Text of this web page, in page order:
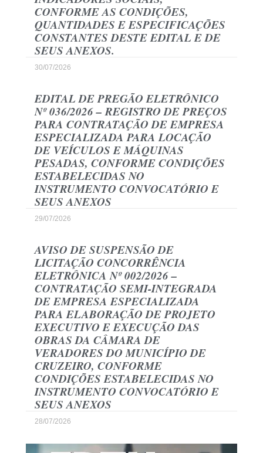
CONFORME AS CONDIÇÕES,
QUANTIDADES E ESPECIFICAÇÕES
CONSTANTES DESTE EDITAL E DE
SEUS ANEXOS.
30/07/2026
EDITAL DE PREGÃO ELETRÔNICO
Nº 036/2026 – REGISTRO DE PREÇOS
PARA CONTRATAÇÃO DE EMPRESA
ESPECIALIZADA PARA LOCAÇÃO
DE VEÍCULOS E MÁQUINAS
PESADAS, CONFORME CONDIÇÕES
ESTABELECIDAS NO
INSTRUMENTO CONVOCATÓRIO E
SEUS ANEXOS
29/07/2026
AVISO DE SUSPENSÃO DE
LICITAÇÃO CONCORRÊNCIA
ELETRÔNICA Nº 002/2026 –
CONTRATAÇÃO SEMI-INTEGRADA
DE EMPRESA ESPECIALIZADA
PARA ELABORAÇÃO DE PROJETO
EXECUTIVO E EXECUÇÃO DAS
OBRAS DA CÂMARA DE
VERADORES DO MUNICÍPIO DE
CRUZEIRO, CONFORME
CONDIÇÕES ESTABELECIDAS NO
INSTRUMENTO CONVOCATÓRIO E
SEUS ANEXOS
28/07/2026